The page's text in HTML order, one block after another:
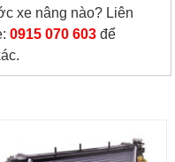
xe nâng nào? Liên
0915 070 603 để